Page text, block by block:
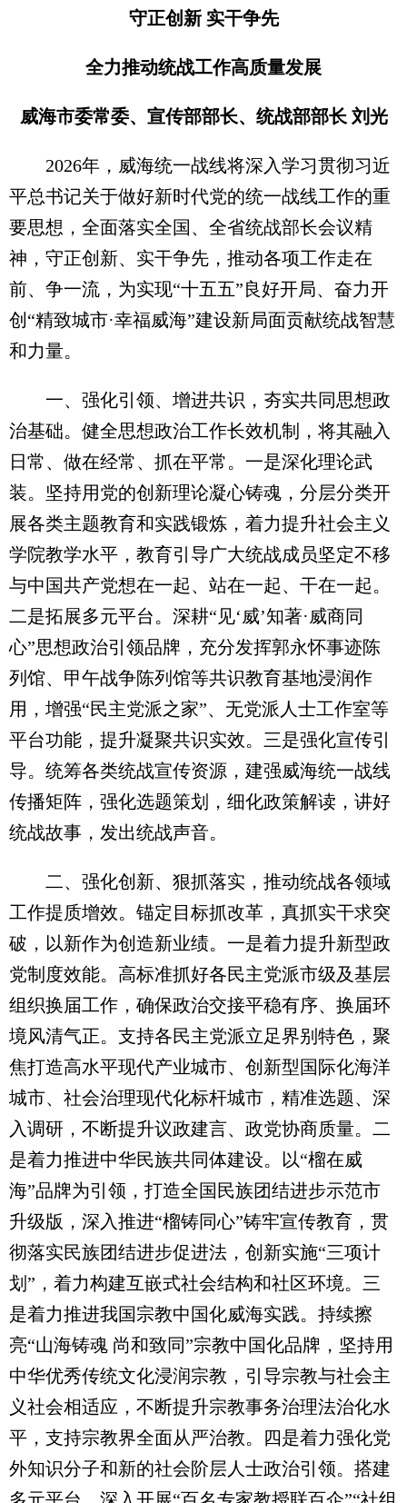
守正创新 实干争先
全力推动统战工作高质量发展
威海市委常委、宣传部部长、统战部部长 刘光
2026年，威海统一战线将深入学习贯彻习近
平总书记关于做好新时代党的统一战线工作的重
要思想，全面落实全国、全省统战部长会议精
神，守正创新、实干争先，推动各项工作走在
前、争一流，为实现“十五五”良好开局、奋力开
创“精致城市·幸福威海”建设新局面贡献统战智慧
和力量。
一、强化引领、增进共识，夯实共同思想政
治基础。健全思想政治工作长效机制，将其融入
日常、做在经常、抓在平常。一是深化理论武
装。坚持用党的创新理论凝心铸魂，分层分类开
展各类主题教育和实践锻炼，着力提升社会主义
学院教学水平，教育引导广大统战成员坚定不移
与中国共产党想在一起、站在一起、干在一起。
二是拓展多元平台。深耕“见‘威’知著·威商同
心”思想政治引领品牌，充分发挥郭永怀事迹陈
列馆、甲午战争陈列馆等共识教育基地浸润作
用，增强“民主党派之家”、无党派人士工作室等
平台功能，提升凝聚共识实效。三是强化宣传引
导。统筹各类统战宣传资源，建强威海统一战线
传播矩阵，强化选题策划，细化政策解读，讲好
统战故事，发出统战声音。
二、强化创新、狠抓落实，推动统战各领域
工作提质增效。锚定目标抓改革，真抓实干求突
破，以新作为创造新业绩。一是着力提升新型政
党制度效能。高标准抓好各民主党派市级及基层
组织换届工作，确保政治交接平稳有序、换届环
境风清气正。支持各民主党派立足界别特色，聚
焦打造高水平现代产业城市、创新型国际化海洋
城市、社会治理现代化标杆城市，精准选题、深
入调研，不断提升议政建言、政党协商质量。二
是着力推进中华民族共同体建设。以“榴在威
海”品牌为引领，打造全国民族团结进步示范市
升级版，深入推进“榴铸同心”铸牢宣传教育，贯
彻落实民族团结进步促进法，创新实施“三项计
划”，着力构建互嵌式社会结构和社区环境。三
是着力推进我国宗教中国化威海实践。持续擦
亮“山海铸魂 尚和致同”宗教中国化品牌，坚持用
中华优秀传统文化浸润宗教，引导宗教与社会主
义社会相适应，不断提升宗教事务治理法治化水
平，支持宗教界全面从严治教。四是着力强化党
外知识分子和新的社会阶层人士政治引领。搭建